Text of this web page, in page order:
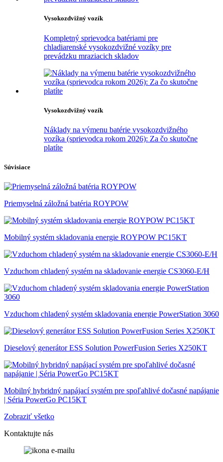
Vysokozdvižný vozík
Kompletný sprievodca batériami pre
chladiarenské vysokozdvižné vozíky pre
prevádzku mraziacich skladov
Vysokozdvižný vozík
Náklady na výmenu batérie vysokozdvižného
vozíka (sprievodca rokom 2026): Za čo skutočne
platíte
Súvisiace
Priemyselná záložná batéria ROYPOW
Mobilný systém skladovania energie ROYPOW PC15KT
Vzduchom chladený systém na skladovanie energie CS3060-E/H
Vzduchom chladený systém skladovania energie PowerStation 3060
Dieselový generátor ESS Solution PowerFusion Series X250KT
Mobilný hybridný napájací systém pre spoľahlivé dočasné napájanie
| Séria PowerGo PC15KT
Zobraziť všetko
Kontaktujte nás